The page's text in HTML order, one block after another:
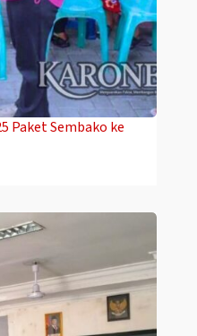
Paket Sembako ke